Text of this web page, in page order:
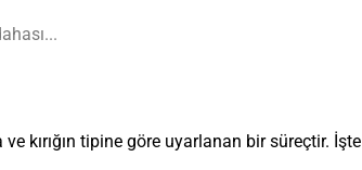
kırığın tipine göre uyarlanan bir süreçtir. İşte